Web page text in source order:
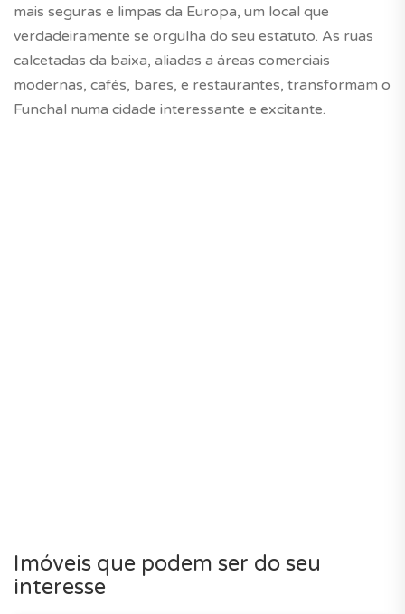
mais seguras e limpas da Europa, um local que
verdadeiramente se orgulha do seu estatuto. As ruas
calcetadas da baixa, aliadas a áreas comerciais
modernas, cafés, bares, e restaurantes, transformam o
Funchal numa cidade interessante e excitante.
Imóveis que podem ser do seu
interesse